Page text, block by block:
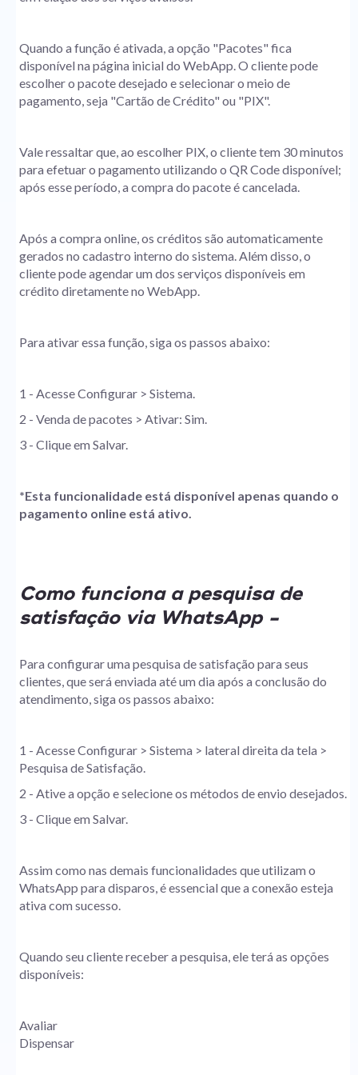
Quando a função é ativada, a opção "Pacotes" fica
disponível na página inicial do WebApp. O cliente pode
escolher o pacote desejado e selecionar o meio de
pagamento, seja "Cartão de Crédito" ou "PIX".
Vale ressaltar que, ao escolher PIX, o cliente tem 30 minutos
para efetuar o pagamento utilizando o QR Code disponível;
após esse período, a compra do pacote é cancelada.
Após a compra online, os créditos são automaticamente
gerados no cadastro interno do sistema. Além disso, o
cliente pode agendar um dos serviços disponíveis em
crédito diretamente no WebApp.
Para ativar essa função, siga os passos abaixo:
1 - Acesse Configurar > Sistema.
2 - Venda de pacotes > Ativar: Sim.
3 - Clique em Salvar.
*Esta funcionalidade está disponível apenas quando o
pagamento online está ativo.
Como funciona a pesquisa de
satisfação via WhatsApp -
Para configurar uma pesquisa de satisfação para seus
clientes, que será enviada até um dia após a conclusão do
atendimento, siga os passos abaixo:
1 - Acesse Configurar > Sistema > lateral direita da tela >
Pesquisa de Satisfação.
2 - Ative a opção e selecione os métodos de envio desejados.
3 - Clique em Salvar.
Assim como nas demais funcionalidades que utilizam o
WhatsApp para disparos, é essencial que a conexão esteja
ativa com sucesso.
Quando seu cliente receber a pesquisa, ele terá as opções
disponíveis:
Avaliar
Dispensar